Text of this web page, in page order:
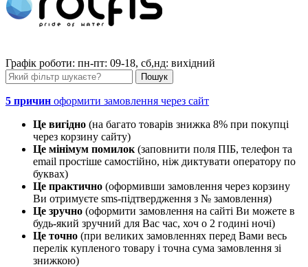
Графік роботи: пн-пт: 09-18, сб,нд: вихідний
5 причин оформити замовлення через сайт
Це вигідно (на багато товарів знижка 8% при покупці
через корзину сайту)
Це мінімум помилок (заповнити поля ПІБ, телефон та
email простіше самостійно, ніж диктувати оператору по
буквах)
Це практично (оформивши замовлення через корзину
Ви отримуєте sms-підтвердження з № замовлення)
Це зручно (оформити замовлення на сайті Ви можете в
будь-який зручний для Вас час, хоч о 2 годині ночі)
Це точно (при великих замовленнях перед Вами весь
перелік купленого товару і точна сума замовлення зі
знижкою)